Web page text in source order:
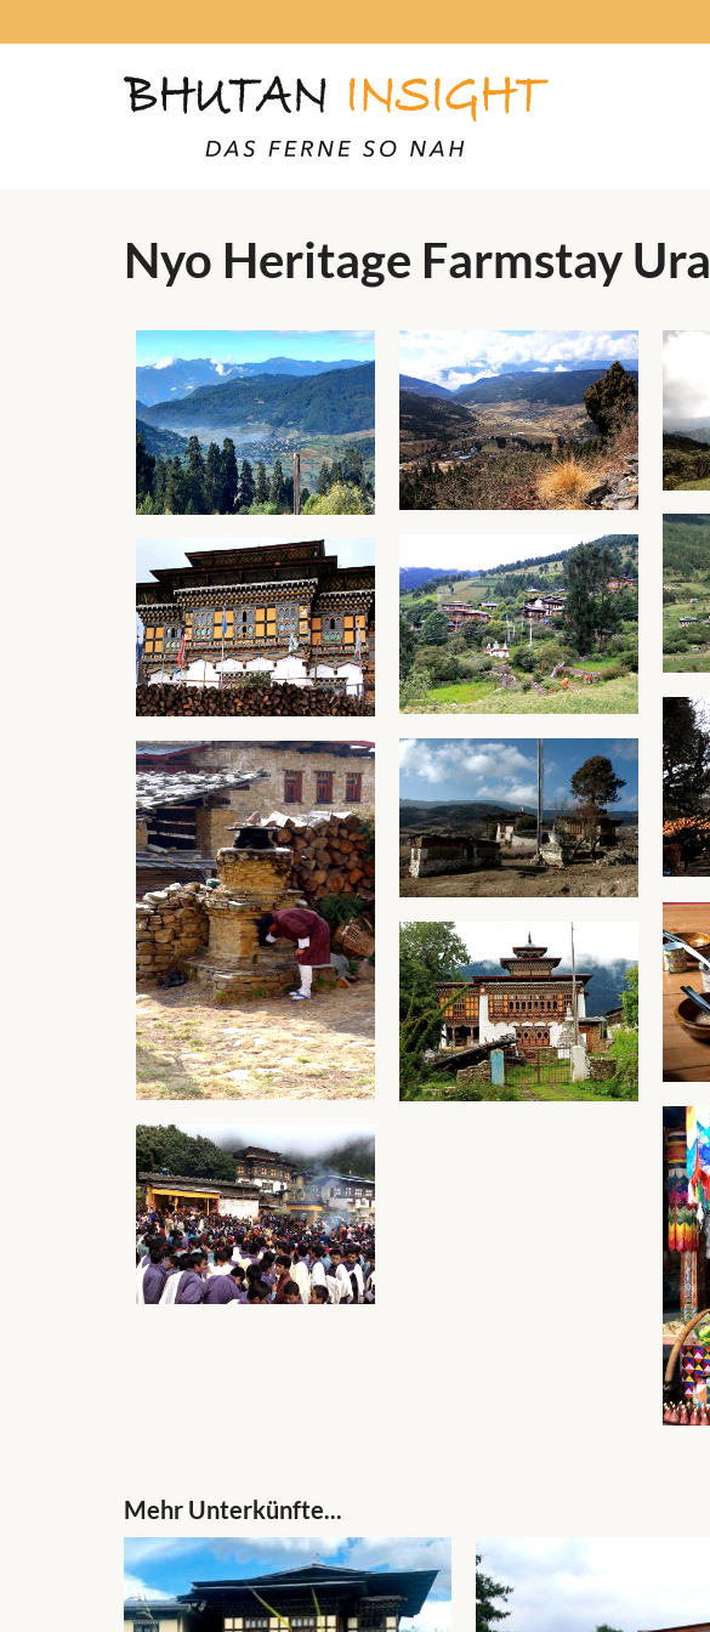
Nyo Heritage Farmstay Ura
Mehr Unterkünfte...